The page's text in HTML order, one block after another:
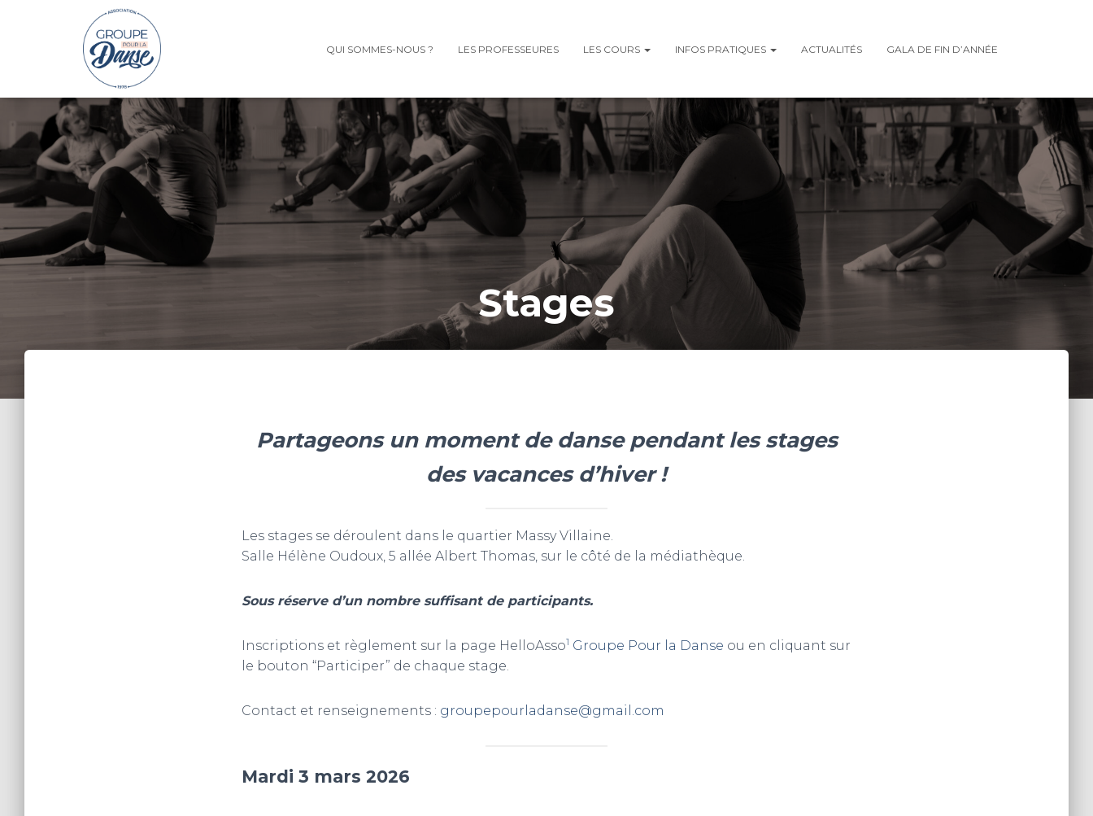
QUI SOMMES-NOUS ? LES PROFESSEURES LES COURS INFOS PRATIQUES ACTUALITÉS GALA DE FIN D’ANNÉE
Stages
Partageons un moment de danse pendant les stages
des vacances d’hiver !
Les stages se déroulent dans le quartier Massy Villaine.
Salle Hélène Oudoux, 5 allée Albert Thomas, sur le côté de la médiathèque.
Sous réserve d’un nombre suffisant de participants.
Inscriptions et règlement sur la page HelloAsso1 Groupe Pour la Danse ou en cliquant sur
le bouton “Participer” de chaque stage.
Contact et renseignements : groupepourladanse@gmail.com
Mardi 3 mars 2026